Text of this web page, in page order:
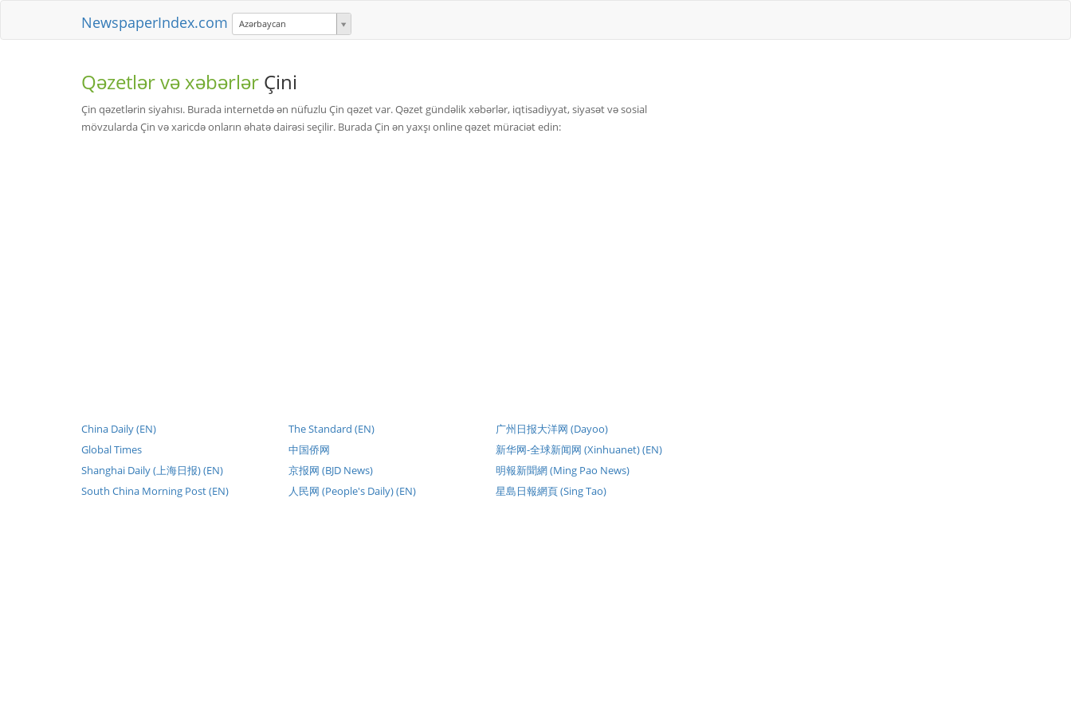
NewspaperIndex.com Azərbaycan
Qəzetlər və xəbərlər Çini
Çin qəzetlərin siyahısı. Burada internetdə ən nüfuzlu Çin qəzet var. Qəzet gündəlik xəbərlər, iqtisadiyyat, siyasət və sosial
mövzularda Çin və xaricdə onların əhatə dairəsi seçilir. Burada Çin ən yaxşı online qəzet müraciət edin:
China Daily (EN)
Global Times
Shanghai Daily (上海日报) (EN)
South China Morning Post (EN)
The Standard (EN)
中国侨网
京报网 (BJD News)
人民网 (People's Daily) (EN)
广州日报大洋网 (Dayoo)
新华网-全球新闻网 (Xinhuanet) (EN)
明報新聞網 (Ming Pao News)
星島日報網頁 (Sing Tao)